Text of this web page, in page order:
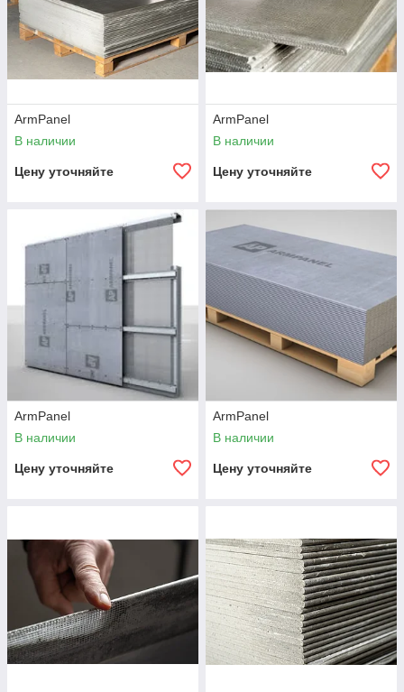
ArmPanel
В наличии
Цену уточняйте
ArmPanel
В наличии
Цену уточняйте
ArmPanel
В наличии
Цену уточняйте
ArmPanel
В наличии
Цену уточняйте